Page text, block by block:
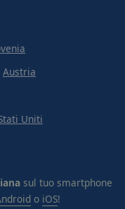
Austria
Uniti
sul tuo smartphone
o iOS!